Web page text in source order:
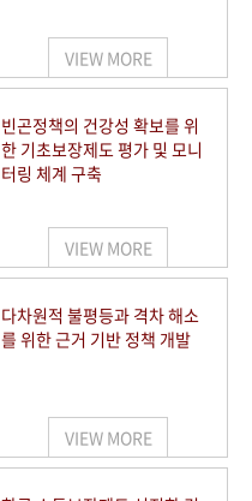
VIEW MORE
빈곤정책의 건강성 확보를 위
한 기초보장제도 평가 및 모니
터링 체계 구축
VIEW MORE
다차원적 불평등과 격차 해소
를 위한 근거 기반 정책 개발
VIEW MORE